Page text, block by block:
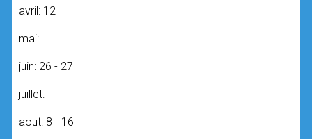
avril: 12
mai:
juin: 26 - 27
juillet:
aout: 8 - 16